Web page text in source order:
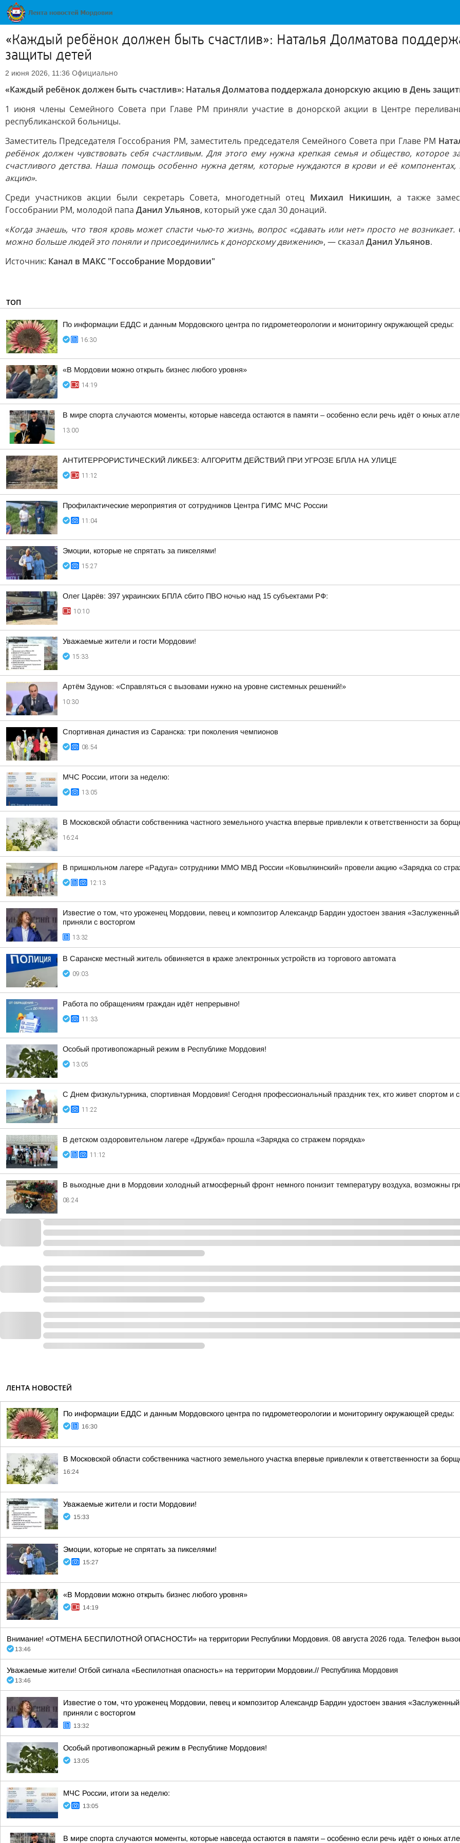
«Каждый ребёнок должен быть счастлив»: Наталья Долматова
защиты детей
2 июня 2026, 11:36 Официально
«Каждый ребёнок должен быть счастлив»: Наталья Долматова поддержала донорскую акцию в День
1 июня члены Семейного Совета при Главе РМ приняли участие в донорской акции в Центре
республиканской больницы.
Заместитель Председателя Госсобрания РМ, заместитель председателя Семейного Совета при Главе РМ
ребёнок должен чувствовать себя счастливым. Для этого ему нужна крепкая семья и общество, которое
счастливого детства. Наша помощь особенно нужна детям, которые нуждаются в крови и её
акцию».
Среди участников акции были секретарь Совета, многодетный отец Михаил Никишин, а также
Госсобрании РМ, молодой папа Данил Ульянов, который уже сдал 30 донаций.
«Когда знаешь, что твоя кровь может спасти чью-то жизнь, вопрос «сдавать или нет» просто не
можно больше людей это поняли и присоединились к донорскому движению», — сказал Данил Ульянов.
Источник: Канал в МАКС "Госсобрание Мордовии"
ТОП
По информации ЕДДС и данным Мордовского центра по гидрометеорологии и мониторингу окружающей среды:
16:30
«В Мордовии можно открыть бизнес любого уровня»
14:19
В мире спорта случаются моменты, которые навсегда остаются в памяти – особенно если речь идёт о юных
13:00
АНТИТЕРРОРИСТИЧЕСКИЙ ЛИКБЕЗ: АЛГОРИТМ ДЕЙСТВИЙ ПРИ УГРОЗЕ БПЛА НА УЛИЦЕ
11:12
Профилактические мероприятия от сотрудников Центра ГИМС МЧС России
11:04
Эмоции, которые не спрятать за пикселями!
15:27
Олег Царёв: 397 украинских БПЛА сбито ПВО ночью над 15 субъектами РФ:
10:10
Уважаемые жители и гости Мордовии!
15:33
Артём Здунов: «Справляться с вызовами нужно на уровне системных решений!»
10:30
Спортивная династия из Саранска: три поколения чемпионов
08:54
МЧС России, итоги за неделю:
13:05
В Московской области собственника частного земельного участка впервые привлекли к ответственности за
16:24
В пришкольном лагере «Радуга» сотрудники ММО МВД России «Ковылкинский» провели акцию «Зарядка со
12:13
Известие о том, что уроженец Мордовии, певец и композитор Александр Бардин удостоен звания
приняли с восторгом
13:32
В Саранске местный житель обвиняется в краже электронных устройств из торгового автомата
09:03
Работа по обращениям граждан идёт непрерывно!
11:33
Особый противопожарный режим в Республике Мордовия!
13:05
С Днем физкультурника, спортивная Мордовия! Сегодня профессиональный праздник тех, кто живет спортом и
11:22
В детском оздоровительном лагере «Дружба» прошла «Зарядка со стражем порядка»
11:12
В выходные дни в Мордовии холодный атмосферный фронт немного понизит температуру воздуха, возможны
08:24
ЛЕНТА НОВОСТЕЙ
По информации ЕДДС и данным Мордовского центра по гидрометеорологии и мониторингу окружающей среды:
16:30
В Московской области собственника частного земельного участка впервые привлекли к ответственности за
16:24
Уважаемые жители и гости Мордовии!
15:33
Эмоции, которые не спрятать за пикселями!
15:27
«В Мордовии можно открыть бизнес любого уровня»
14:19
Внимание! «ОТМЕНА БЕСПИЛОТНОЙ ОПАСНОСТИ» на территории Республики Мордовия. 08 августа 2026 года. Телефон
13:46
Уважаемые жители! Отбой сигнала «Беспилотная опасность» на территории Мордовии.// Республика Мордовия
13:46
Известие о том, что уроженец Мордовии, певец и композитор Александр Бардин удостоен звания
приняли с восторгом
13:32
Особый противопожарный режим в Республике Мордовия!
13:05
МЧС России, итоги за неделю:
13:05
В мире спорта случаются моменты, которые навсегда остаются в памяти – особенно если речь идёт о юных